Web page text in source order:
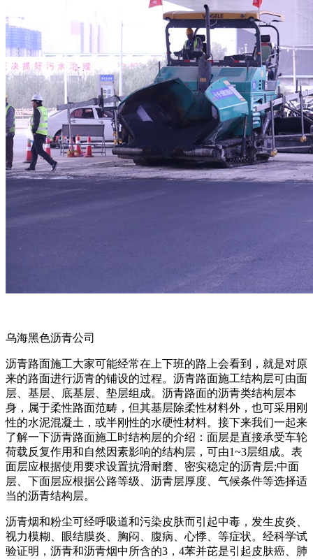
乌海黑色沥青公司
沥青路面施工大家可能经常在上下班的路上会看到，就是对原
来的路面进行沥青的铺设的过程。沥青路面施工结构层可由面
层、基层、底基层、垫层组成。沥青路面的沥青类结构层本
身，属于柔性路面范畴，但其基层除柔性材料外，也可采用刚
性的水泥混凝土，或半刚性的水硬性材料。接下来我们一起来
了解一下沥青路面施工时结构层的介绍：面层是直接承受车轮
荷载反复作用和自然因素影响的结构层，可由1~3层组成。表
面层应根据使用要求设置抗滑耐磨、密实稳定的沥青层;中面
层、下面层应根据公路等级、沥青层厚度、气候条件等选择适
当的沥青结构层。
沥青烟和粉尘可经呼吸道和污染皮肤而引起中毒，发生皮炎、
视力模糊、眼结膜炎、胸闷、腹病、心悸、等症状。经科学试
验证明，沥青和沥青烟中所含的3，4苯并芘是引起皮肤癌、肺